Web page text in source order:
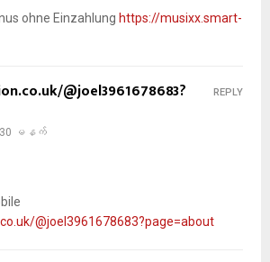
ohne Einzahlung https://musixx.smart-
@joel3961678683?
မနက်
@joel3961678683?page=about
REPLY